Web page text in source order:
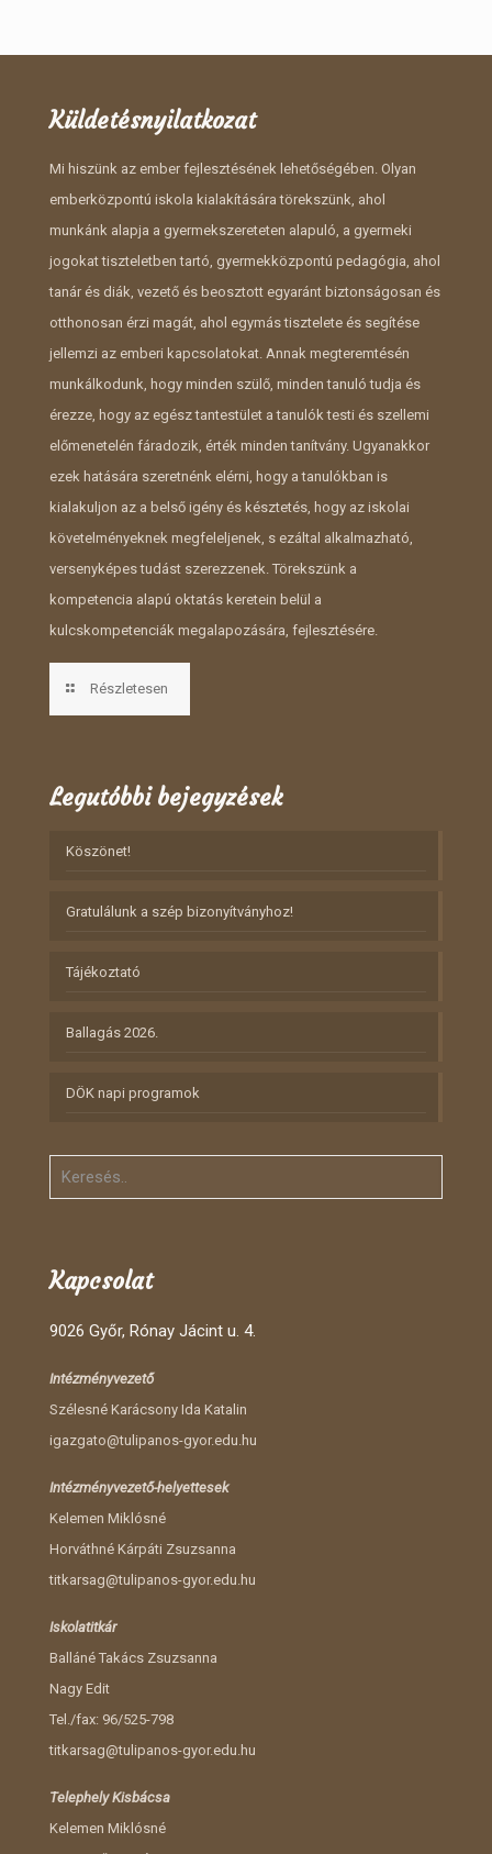
Küldetésnyilatkozat
Mi hiszünk az ember fejlesztésének lehetőségében. Olyan
emberközpontú iskola kialakítására törekszünk, ahol
munkánk alapja a gyermekszereteten alapuló, a gyermeki
jogokat tiszteletben tartó, gyermekközpontú pedagógia, ahol
tanár és diák, vezető és beosztott egyaránt biztonságosan és
otthonosan érzi magát, ahol egymás tisztelete és segítése
jellemzi az emberi kapcsolatokat. Annak megteremtésén
munkálkodunk, hogy minden szülő, minden tanuló tudja és
érezze, hogy az egész tantestület a tanulók testi és szellemi
előmenetelén fáradozik, érték minden tanítvány. Ugyanakkor
ezek hatására szeretnénk elérni, hogy a tanulókban is
kialakuljon az a belső igény és késztetés, hogy az iskolai
követelményeknek megfeleljenek, s ezáltal alkalmazható,
versenyképes tudást szerezzenek. Törekszünk a
kompetencia alapú oktatás keretein belül a
kulcskompetenciák megalapozására, fejlesztésére.
Részletesen
Legutóbbi bejegyzések
Köszönet!
Gratulálunk a szép bizonyítványhoz!
Tájékoztató
Ballagás 2026.
DÖK napi programok
Kapcsolat
9026 Győr, Rónay Jácint u. 4.
Intézményvezető
Szélesné Karácsony Ida Katalin
igazgato@tulipanos-gyor.edu.hu
Intézményvezető-helyettesek
Kelemen Miklósné
Horváthné Kárpáti Zsuzsanna
titkarsag@tulipanos-gyor.edu.hu
Iskolatitkár
Balláné Takács Zsuzsanna
Nagy Edit
Tel./fax: 96/525-798
titkarsag@tulipanos-gyor.edu.hu
Telephely Kisbácsa
Kelemen Miklósné